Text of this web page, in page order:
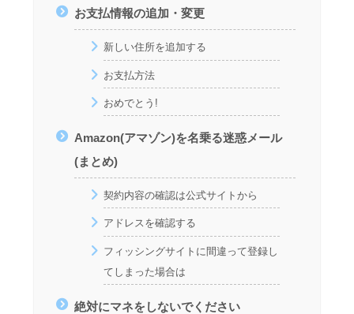
お支払情報の追加・変更
新しい住所を追加する
お支払方法
おめでとう!
Amazon(アマゾン)を名乗る迷惑メール
(まとめ)
契約内容の確認は公式サイトから
アドレスを確認する
フィッシングサイトに間違って登録し
てしまった場合は
絶対にマネをしないでください